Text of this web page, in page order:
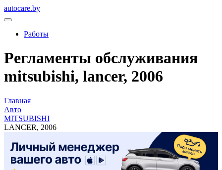
autocare.by
Работы
Регламенты обслуживания
mitsubishi, lancer, 2006
Главная
Авто
MITSUBISHI
LANCER, 2006